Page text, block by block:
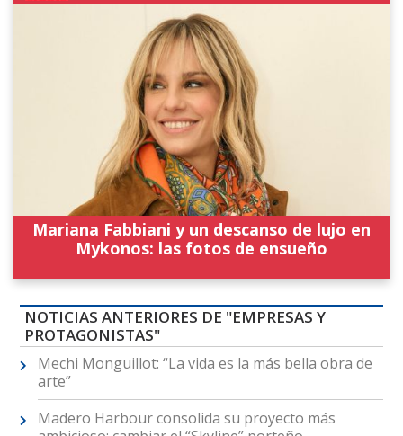
Mariana Fabbiani y un descanso de lujo en
Mykonos: las fotos de ensueño
NOTICIAS ANTERIORES DE "EMPRESAS Y
PROTAGONISTAS"
Mechi Monguillot: “La vida es la más bella obra de
arte”
Madero Harbour consolida su proyecto más